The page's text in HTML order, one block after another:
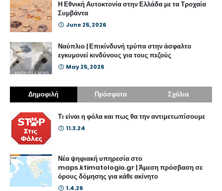
Η Εθνική Αυτοκτονία στην Ελλάδα με τα Τροχαία
Συμβάντα
June 25, 2026
Ναύπλιο | Επικίνδυνή τρύπα στην άσφαλτο
εγκυμονεί κινδύνους για τους πεζούς
May 25, 2026
Δημοφιλή Πρόσφατα Σχόλια
Τι είναι η φόλα και πως θα την αντιμετωπίσουμε
11.3.24
Νέα ψηφιακή υπηρεσία στο
maps.ktimatologio.gr | Άμεση πρόσβαση σε
όρους δόμησης για κάθε ακίνητο
1.4.26